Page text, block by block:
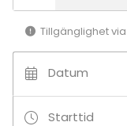
Lokal
Herrgård / Villa
Stuga
Privatbostad
Utomhus
Tillgänglighet
Datum
Starttid